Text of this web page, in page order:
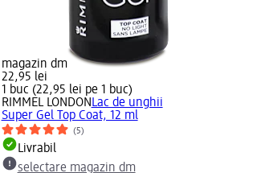
magazin dm
22,95 lei
1 buc (22,95 lei pe 1 buc)
RIMMEL LONDON Lac de unghii
Super Gel Top Coat, 12 ml
(5)
Livrabil
selectare magazin dm